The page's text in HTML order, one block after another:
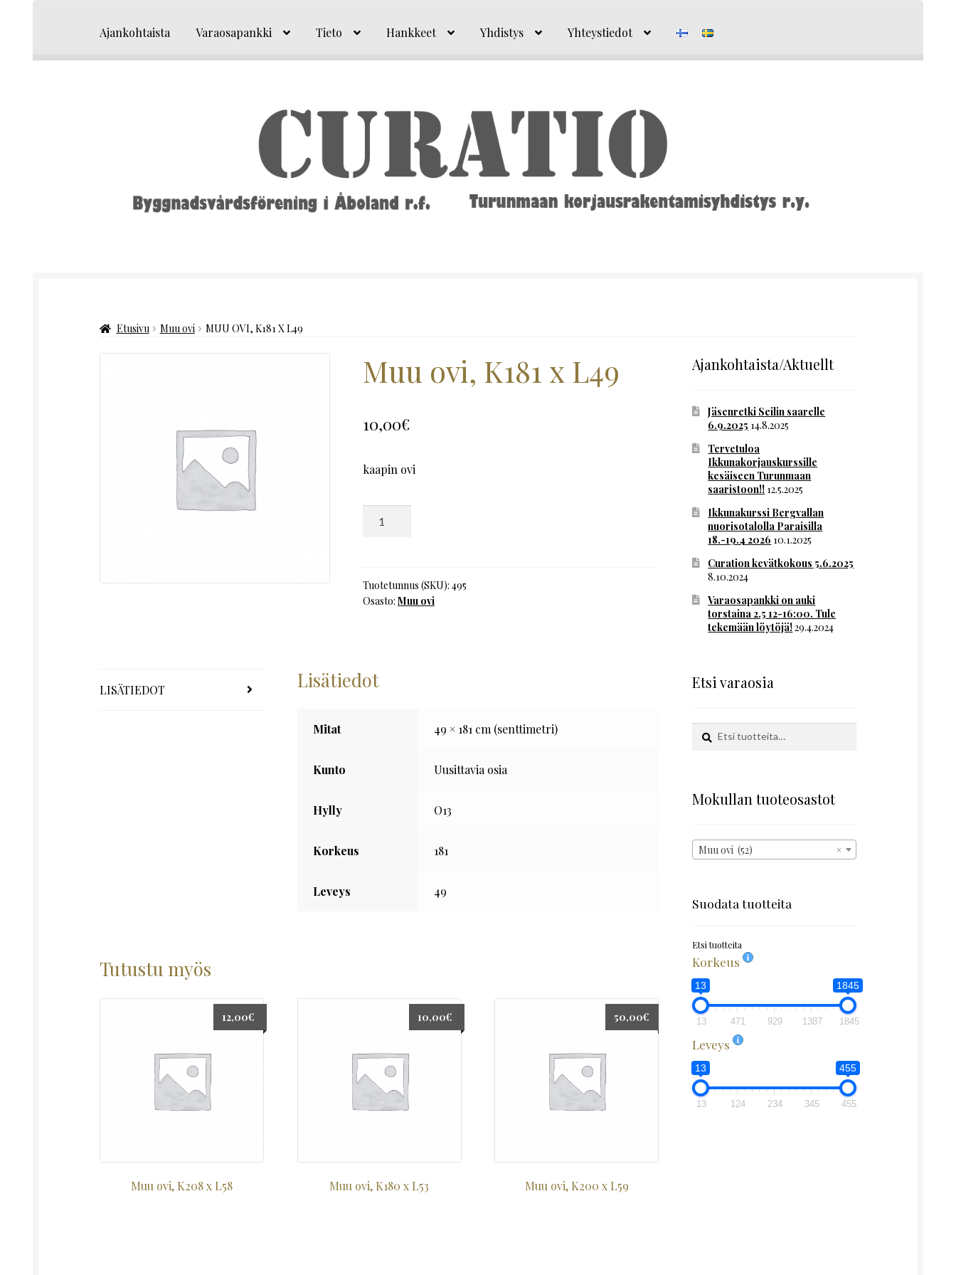
navigointiin
sisältöön
Ajankohtaista Varaosapankki Tieto Hankkeet Yhdistys Yhteystiedot
Etusivu Muu ovi MUU OVI, K181 X L49
Muu ovi, K181 x L49
10,00€
kaapin ovi
L49
määrä
Tuotetunnus (SKU):495
Osasto:Muu ovi
LISÄTIEDOT Lisätiedot
Mitat 49 × 181 cm (senttimetri)
Kunto Uusittavia osia
Hylly O13
Korkeus 181
Leveys 49
Tutustu myös
Muu ovi, K208 x L58
12,00€
Muu ovi, K180 x L53
10,00€
Muu ovi, K200 x L59
50,00€
Ajankohtaista/Aktuellt
Jäsenretki Seilin saarelle
6.9.2025 14.8.2025
Tervetuloa
Ikkunakorjauskurssille
kesäiseen Turunmaan
saaristoon!! 12.5.2025
Ikkunakurssi Bergvallan
nuorisotalolla Paraisilla
18.-19.4 2026 10.1.2025
Curation kevätkokous 5.6.2025
8.10.2024
Varaosapankki on auki
torstaina 2.5 12-16:00. Tule
tekemään löytöjä!29.4.2024
Etsi varaosia
Etsi:
Haku
Mokullan tuoteosastot
×
Muu ovi (52)
Suodata tuotteita
Etsi tuotteita
Korkeus
13 1845
13 471 929 1387 1845
Leveys
13 455
13 124 234 345 455